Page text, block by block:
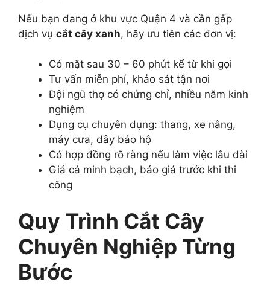
Nếu bạn đang ở khu vực Quận 4 và cần gấp
dịch vụ cắt cây xanh, hãy ưu tiên các đơn vị:
Có mặt sau 30 – 60 phút kể từ khi gọi
Tư vấn miễn phí, khảo sát tận nơi
Đội ngũ thợ có chứng chỉ, nhiều năm kinh
nghiệm
Dụng cụ chuyên dụng: thang, xe nâng,
máy cưa, dây bảo hộ
Có hợp đồng rõ ràng nếu làm việc lâu dài
Giá cả minh bạch, báo giá trước khi thi
công
Quy Trình Cắt Cây
Chuyên Nghiệp Từng
Bước